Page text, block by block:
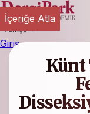
Türkçe
Giriş
Künt
İçeriğe Atla